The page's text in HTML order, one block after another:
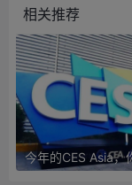
相关推荐